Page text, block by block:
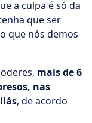
a culpa é só da
que ser
que nós demos
mais de 6
nas
, de acordo